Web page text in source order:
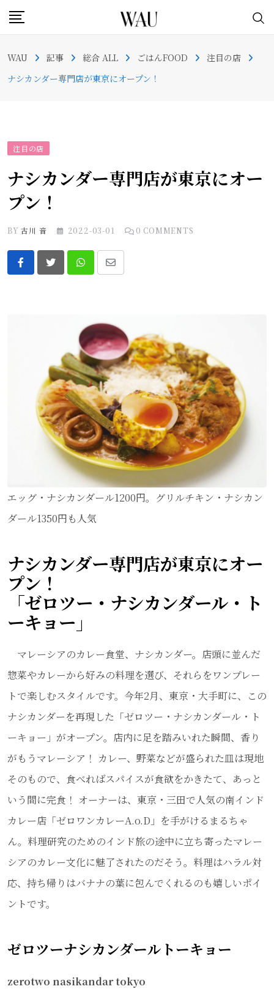
Skip
content
WAU 記事 総合 ALL ごはんFOOD
注目の店
ナシカンダー専門店が東京にオープン！
注目の店
ナシカンダー専門店が東京にオー
プン！
BY古川 音 2022-03-01 0 COMMENTS
Whatsapp
Share
エッグ・ナシカンダール1200円。グリルチキン・ナシカン
ダール1350円も人気
ナシカンダー専門店が東京にオー
プン！
「ゼロツー・ナシカンダール・ト
ーキョー」
マレーシアのカレー食堂、ナシカンダー。店頭に並んだ
惣菜やカレーから好みの料理を選び、それらをワンプレー
トで楽しむスタイルです。今年2月、東京・大手町に、この
ナシカンダーを再現した「ゼロツー・ナシカンダール・ト
ーキョー」がオープン。店内に足を踏みいれた瞬間、香り
がもうマレーシア！ カレー、野菜などが盛られた皿は現地
そのもので、食べればスパイスが食欲をかきたて、あっと
いう間に完食！ オーナーは、東京・三田で人気の南インド
カレー店「ゼロワンカレーA.o.D」を手がけるまるちゃ
ん。料理研究のためのインド旅の途中に立ち寄ったマレー
シアのカレー文化に魅了されたのだそう。料理はハラル対
応、持ち帰りはバナナの葉に包んでくれるのも嬉しいポイ
ントです。
ゼロツーナシカンダールトーキョー
zerotwo nasikandar tokyo